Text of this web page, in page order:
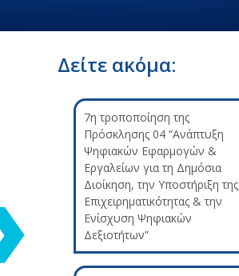
Δείτε ακόμα:
7η τροποποίηση της
Πρόσκλησης 04 “Ανάπτυξη
Ψηφιακών Εφαρμογών &
Εργαλείων για τη Δημόσια
Διοίκηση, την Υποστήριξη της
Επιχειρηματικότητας & την
Ενίσχυση Ψηφιακών
Δεξιοτήτων”